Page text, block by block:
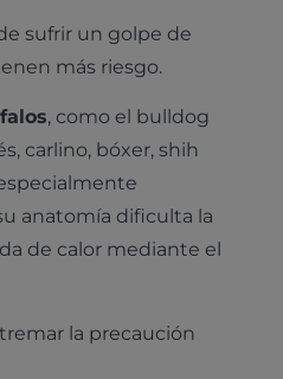
sufrir un golpe de
más riesgo.
, como el bulldog
carlino, bóxer, shih
anatomía dificulta la
de calor mediante el
la precaución